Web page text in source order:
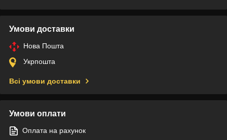
Умови доставки
Нова Пошта
Укрпошта
Всі умови доставки
Умови оплати
Оплата на рахунок